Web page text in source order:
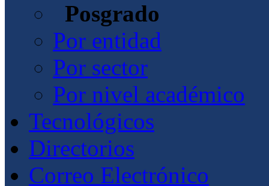
Posgrado
Por entidad
Por sector
Por nivel académico
Tecnológicos
Directorios
Correo Electrónico